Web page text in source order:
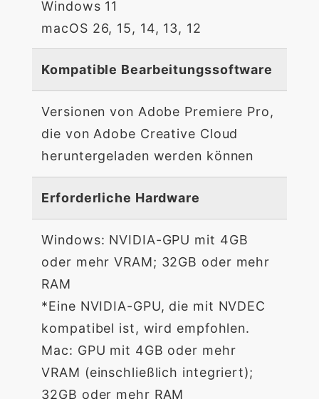
Windows 11
macOS 26, 15, 14, 13, 12
Kompatible Bearbeitungssoftware
Versionen von Adobe Premiere Pro,
die von Adobe Creative Cloud
heruntergeladen werden können
Erforderliche Hardware
Windows: NVIDIA-GPU mit 4GB
oder mehr VRAM; 32GB oder mehr
RAM
*Eine NVIDIA-GPU, die mit NVDEC
kompatibel ist, wird empfohlen.
Mac: GPU mit 4GB oder mehr
VRAM (einschließlich integriert);
32GB oder mehr RAM